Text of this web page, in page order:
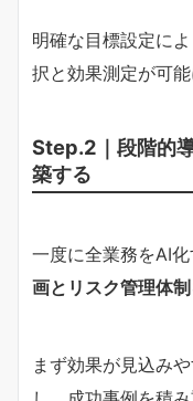
明確な目標設定に
択と効果測定が可能
Step.2｜段階的
築する
一度に全業務をAI化
画とリスク管理体制
まず効果が見込み